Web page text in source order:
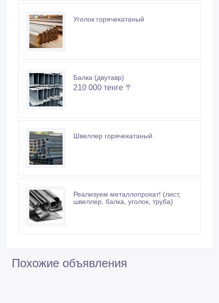
Уголок горячекатаный
Балка (двутавр)
210 000 тенге 〒
Швеллер горячекатаный
Реализуем металлопрокат! (лист,
швеллер, балка, уголок, труба)
Похожие объявления